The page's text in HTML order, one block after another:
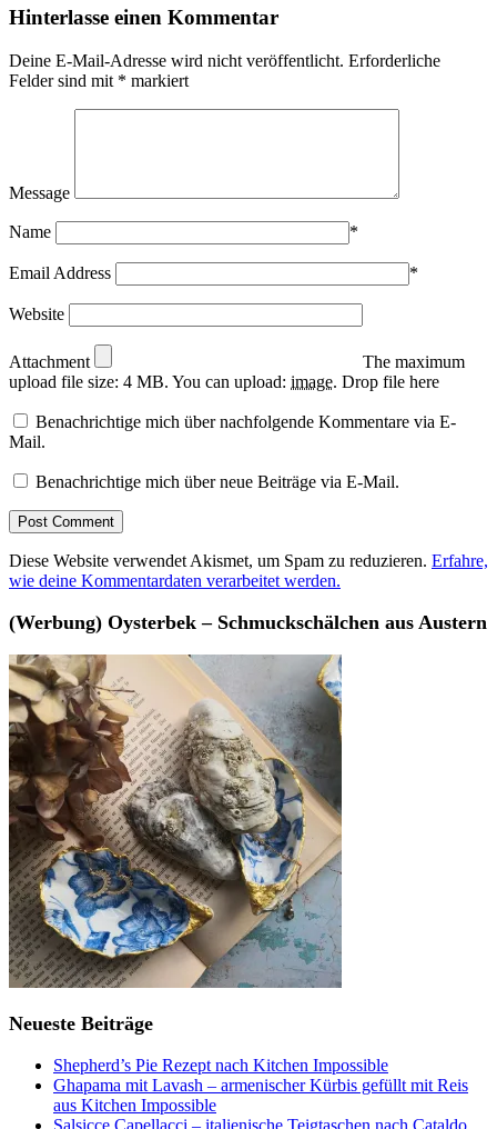
Hinterlasse einen Kommentar
Deine E-Mail-Adresse wird nicht veröffentlicht. Erforderliche
Felder sind mit * markiert
Message
Name *
Email Address *
Website
Attachment
The maximum
upload file size: 4 MB. You can upload: image. Drop file here
Benachrichtige mich über nachfolgende Kommentare via E-
Mail.
Benachrichtige mich über neue Beiträge via E-Mail.
Diese Website verwendet Akismet, um Spam zu reduzieren. Erfahre,
wie deine Kommentardaten verarbeitet werden.
(Werbung) Oysterbek – Schmuckschälchen aus Austern
Neueste Beiträge
Shepherd’s Pie Rezept nach Kitchen Impossible
Ghapama mit Lavash – armenischer Kürbis gefüllt mit Reis
aus Kitchen Impossible
Salsicce Capellacci – italienische Teigtaschen nach Cataldo